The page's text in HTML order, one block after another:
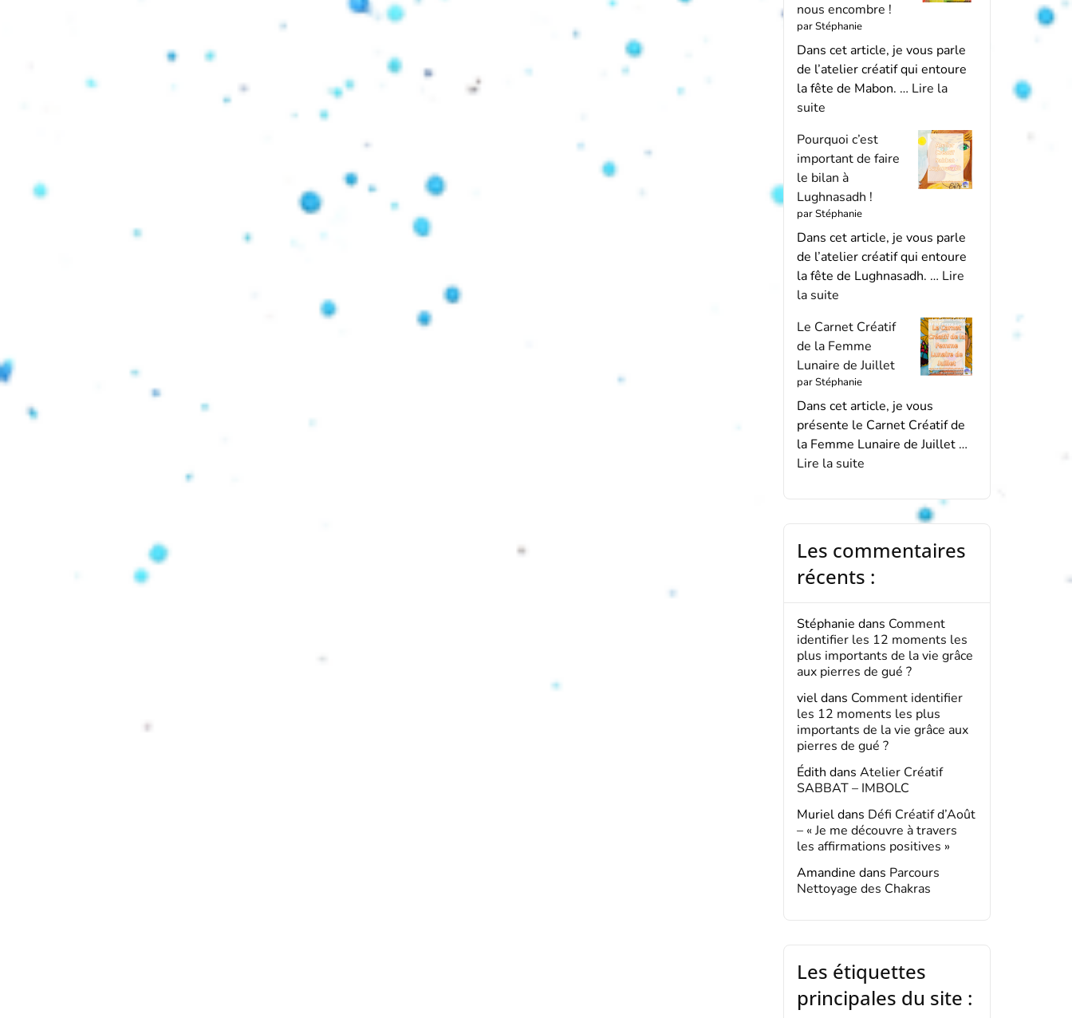
nous encombre !
par Stéphanie
Dans cet article, je vous parle
de l’atelier créatif qui entoure
la fête de Mabon. … Lire la
suite
Pourquoi c’est
important de faire
le bilan à
Lughnasadh !
par Stéphanie
Dans cet article, je vous parle
de l’atelier créatif qui entoure
la fête de Lughnasadh. … Lire
la suite
Le Carnet Créatif
de la Femme
Lunaire de Juillet
par Stéphanie
Dans cet article, je vous
présente le Carnet Créatif de
la Femme Lunaire de Juillet …
Lire la suite
Les commentaires
récents :
Stéphanie dans Comment
identifier les 12 moments les
plus importants de la vie grâce
aux pierres de gué ?
vieldans Comment identifier
les 12 moments les plus
importants de la vie grâce aux
pierres de gué ?
Édith dans Atelier Créatif
SABBAT – IMBOLC
Murieldans Défi Créatif d’Août
– « Je me découvre à travers
les affirmations positives »
Amandine dans Parcours
Nettoyage des Chakras
Les étiquettes
principales du site :